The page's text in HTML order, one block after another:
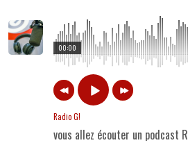
00:00
Radio G!
vous allez écouter un podcast